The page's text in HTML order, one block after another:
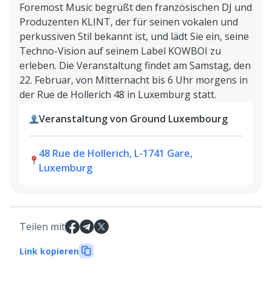
Foremost Music begrüßt den französischen DJ und
Produzenten KLINT, der für seinen vokalen und
perkussiven Stil bekannt ist, und lädt Sie ein, seine
Techno-Vision auf seinem Label KOWBOI zu
erleben. Die Veranstaltung findet am Samstag, den
22. Februar, von Mitternacht bis 6 Uhr morgens in
der Rue de Hollerich 48 in Luxemburg statt.
Veranstaltung von Ground Luxembourg
48 Rue de Hollerich, L-1741 Gare,
Luxemburg
Teilen mit
Link kopieren